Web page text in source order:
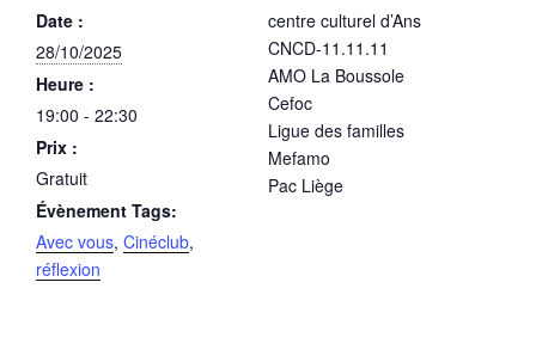
Date :
28/10/2025
Heure :
19:00 - 22:30
Prix :
Gratuit
Évènement Tags:
Avec vous, Cinéclub,
réflexion
centre culturel d’Ans
CNCD-11.11.11
AMO La Boussole
Cefoc
Ligue des familles
Mefamo
Pac Liège